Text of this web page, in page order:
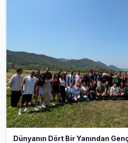
Dünyanın Dört Bir Yanından